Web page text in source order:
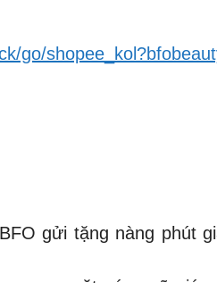
go/
gửi tặng nàng phút